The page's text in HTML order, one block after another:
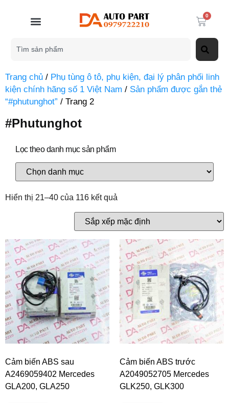
0
Trang chủ / Phụ tùng ô tô, phụ kiện, đại lý phân phối linh
kiện chính hãng số 1 Việt Nam / Sản phẩm được gắn thẻ
“#phutunghot” / Trang 2
#phutunghot
Lọc theo danh mục sản phẩm
Hiển thị 21–40 của 116 kết quả
Cảm biến ABS sau
A2469059402 Mercedes
GLA200, GLA250
Cảm biến ABS trước
A2049052705 Mercedes
GLK250, GLK300